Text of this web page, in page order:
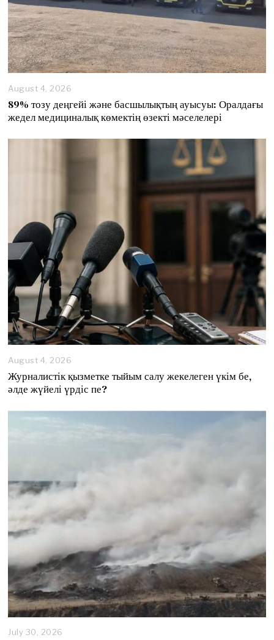
August 4, 2026
89% тозу деңгейі және басшылықтың ауысуы: Оралдағы
жедел медициналық көмектің өзекті мәселелері
August 4, 2026
g
u
6
Журналистік қызметке тыйым салу жекелеген үкім бе,
әлде жүйелі үрдіс пе?
July 30, 2026